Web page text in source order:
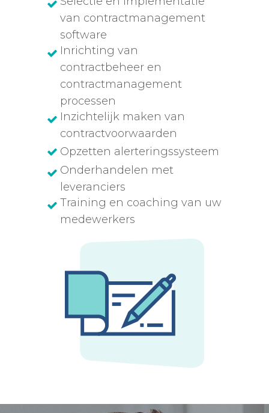
van contractmanagement
software
Inrichting van
contractbeheer en
contractmanagement
processen
Inzichtelijk maken van
contractvoorwaarden
Opzetten alerteringssysteem
Onderhandelen met
leveranciers
Training en coaching van uw
medewerkers